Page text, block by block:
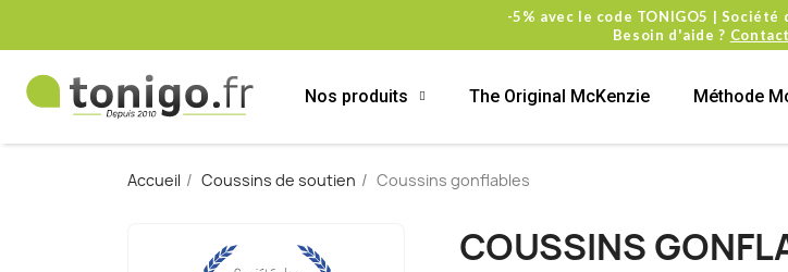
-5% avec le code TONIGO5 | Société
Besoin d'aide ?
Nos produits The Original McKenzie Méthode
Accueil Coussins de soutien Coussins gonflables
COUSSINS